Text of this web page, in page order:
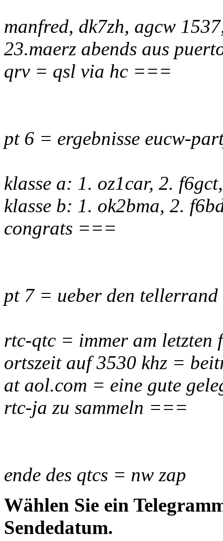
manfred, dk7zh, agcw
23.maerz abends aus
qrv = qsl via hc ===
pt 6 = ergebnisse eucw-
klasse a: 1. oz1car, 2.
klasse b: 1. ok2bma, 2.
congrats ===
pt 7 = ueber den tellerrand
rtc-qtc = immer am letzten
ortszeit auf 3530 khz =
at aol.com = eine gute
rtc-ja zu sammeln ===
ende des qtcs = nw zap
Wählen Sie ein
Sendedatum.